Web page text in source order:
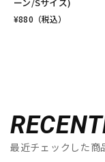
ーン/Sサイズ)
¥880 （税込）
最近チェックした商